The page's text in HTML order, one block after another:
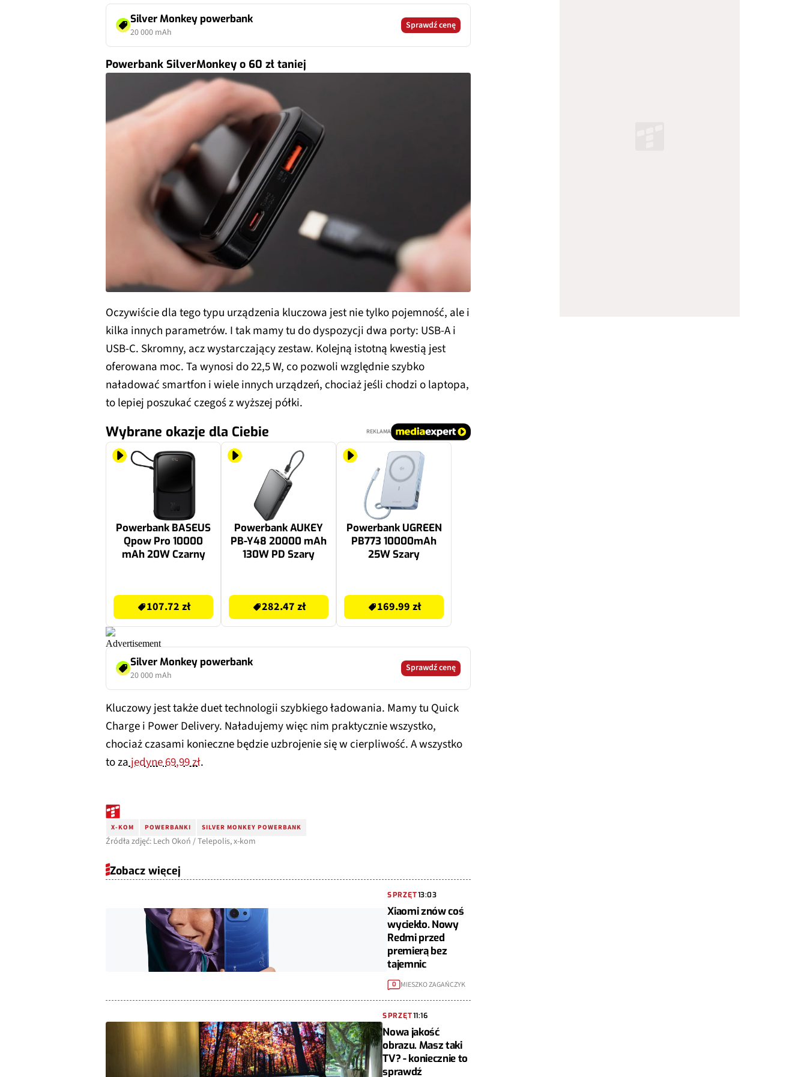
Silver Monkey powerbank
20 000 mAh
Sprawdź cenę
Powerbank SilverMonkey o 60 zł taniej
Oczywiście dla tego typu urządzenia kluczowa jest nie tylko pojemność, ale i
kilka innych parametrów. I tak mamy tu do dyspozycji dwa porty: USB-A i
USB-C. Skromny, acz wystarczający zestaw. Kolejną istotną kwestią jest
oferowana moc. Ta wynosi do 22,5 W, co pozwoli względnie szybko
naładować smartfon i wiele innych urządzeń, chociaż jeśli chodzi o laptopa,
to lepiej poszukać czegoś z wyższej półki.
Wybrane okazje dla Ciebie REKLAMA
Powerbank BASEUS
Qpow Pro 10000
mAh 20W Czarny
107.72 zł
Powerbank AUKEY
PB-Y48 20000 mAh
130W PD Szary
282.47 zł
Powerbank UGREEN
PB773 10000mAh
25W Szary
169.99 zł
Silver Monkey powerbank
20 000 mAh
Sprawdź cenę
Kluczowy jest także duet technologii szybkiego ładowania. Mamy tu Quick
Charge i Power Delivery. Naładujemy więc nim praktycznie wszystko,
chociaż czasami konieczne będzie uzbrojenie się w cierpliwość. A wszystko
to zajedyne 69,99 zł.
X-KOM POWERBANKI SILVER MONKEY POWERBANK
Źródła zdjęć: Lech Okoń / Telepolis, x-kom
Zobacz więcej
SPRZĘT13:03
Xiaomi znów coś
wyciekło. Nowy
Redmi przed
premierą bez
tajemnic
0 MIESZKO ZAGAŃCZYK
SPRZĘT11:16
Nowa jakość
obrazu. Masz taki
TV? - koniecznie to
sprawdź